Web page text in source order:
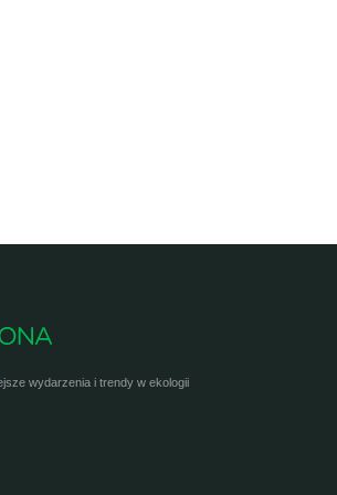
wydarzenia i trendy w ekologii